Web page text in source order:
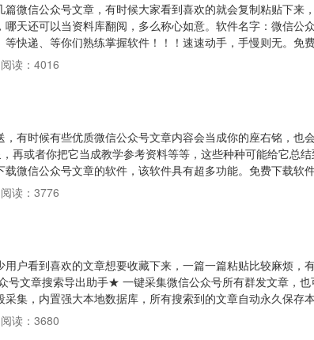
微信公众号文章，有时候大家看到喜欢的就会复制粘贴下来
天还可以当资料库翻阅，多么称心如意。软件名字：微信公
快递、等你们熟练掌握软件！！！速速动手，手慢则无。免
，无论你需要哪一种，都可以下载下来，所以请放心大胆的学
。学会这个软件熟练程度一定要达到word及Excel级别。随随
阅读：4016
有时候有些优质微信公众号文章内容会当成你的座右铭，也
再或者你把它当成教学参考资料等等，这些种种可能给它总
微信公众号文章的软件，该软件具有超多功能。免费下载软
载文章，也支持时间段采集文章，还可以按年采集文章，采集
久保存到该软件本地搜索，以便于下次采集下载，直接从本地
阅读：3776
户看到喜欢的文章想要收藏下来，一篇一篇粘贴比较麻烦，
号文章搜索导出助手★ 一键采集微信公众号所有群发文章，也
集，内置强大本地数据库，所有搜索到的文章自动永久保存
，同时可下载音频和视频文件，图片和文章留言，导出文档
择只下载文章图片）★ 可实时查看文章阅读量和留言，可一键
阅读：3680